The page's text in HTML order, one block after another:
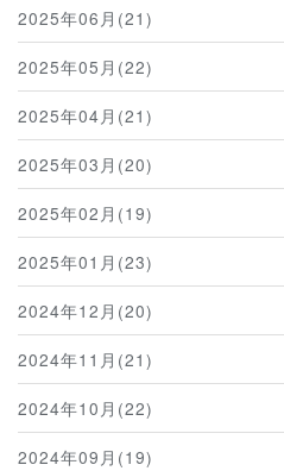
2025年06月(21)
2025年05月(22)
2025年04月(21)
2025年03月(20)
2025年02月(19)
2025年01月(23)
2024年12月(20)
2024年11月(21)
2024年10月(22)
2024年09月(19)